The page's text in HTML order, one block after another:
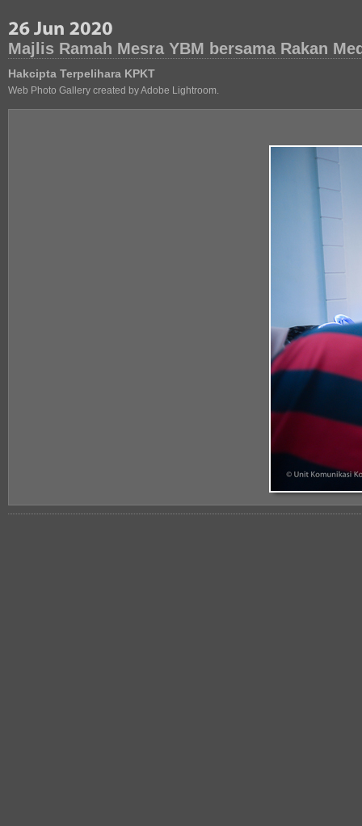
Majlis Ramah Mesra YBM bersama Rakan
Hakcipta Terpelihara KPKT
Web Photo Gallery created by Adobe Lightroom.